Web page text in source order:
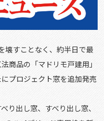
壊すことなく、約半日で最
商品の「マドリモ戸建用」
プロジェクト窓を追加発売
り出し窓、すべり出し窓、